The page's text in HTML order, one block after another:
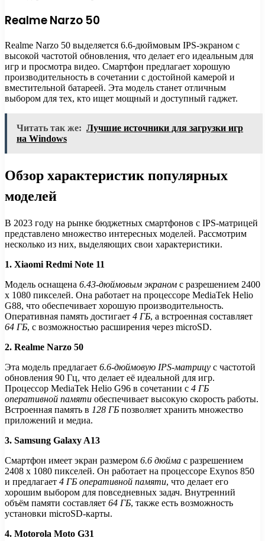
Realme Narzo 50
Realme Narzo 50 выделяется 6.6-дюймовым IPS-экраном с
высокой частотой обновления, что делает его идеальным для
игр и просмотра видео. Смартфон предлагает хорошую
производительность в сочетании с достойной камерой и
вместительной батареей. Эта модель станет отличным
выбором для тех, кто ищет мощный и доступный гаджет.
Читать так же: Лучшие источники для загрузки игр
на Windows
Обзор характеристик популярных
моделей
В 2023 году на рынке бюджетных смартфонов с IPS-матрицей
представлено множество интересных моделей. Рассмотрим
несколько из них, выделяющих свои характеристики.
1. Xiaomi Redmi Note 11
Модель оснащена 6.43-дюймовым экраном с разрешением 2400
x 1080 пикселей. Она работает на процессоре MediaTek Helio
G88, что обеспечивает хорошую производительность.
Оперативная память достигает 4 ГБ, а встроенная составляет
64 ГБ, с возможностью расширения через microSD.
2. Realme Narzo 50
Эта модель предлагает 6.6-дюймовую IPS-матрицу с частотой
обновления 90 Гц, что делает её идеальной для игр.
Процессор MediaTek Helio G96 в сочетании с 4 ГБ
оперативной памяти обеспечивает высокую скорость работы.
Встроенная память в 128 ГБ позволяет хранить множество
приложений и медиа.
3. Samsung Galaxy A13
Смартфон имеет экран размером 6.6 дюйма с разрешением
2408 x 1080 пикселей. Он работает на процессоре Exynos 850
и предлагает 4 ГБ оперативной памяти, что делает его
хорошим выбором для повседневных задач. Внутренний
объём памяти составляет 64 ГБ, также есть возможность
установки microSD-карты.
4. Motorola Moto G31